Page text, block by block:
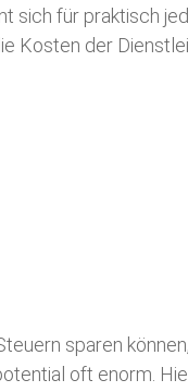
sich für praktisch
der
sparen
oft enorm.